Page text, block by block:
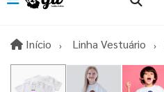
Início InícioLinha Vestuário